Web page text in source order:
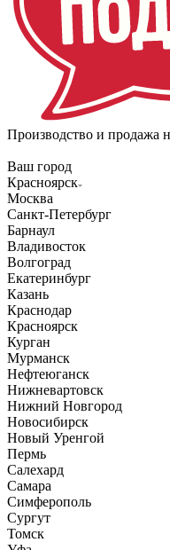
Производство и продажа
Ваш город
Красноярск
Москва
Санкт-Петербург
Барнаул
Владивосток
Волгоград
Екатеринбург
Казань
Краснодар
Красноярск
Курган
Мурманск
Нефтеюганск
Нижневартовск
Нижний Новгород
Новосибирск
Новый Уренгой
Пермь
Салехард
Самара
Симферополь
Сургут
Томск